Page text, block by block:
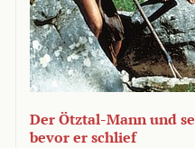
Der Ötztal-Mann und
bevor er schlief